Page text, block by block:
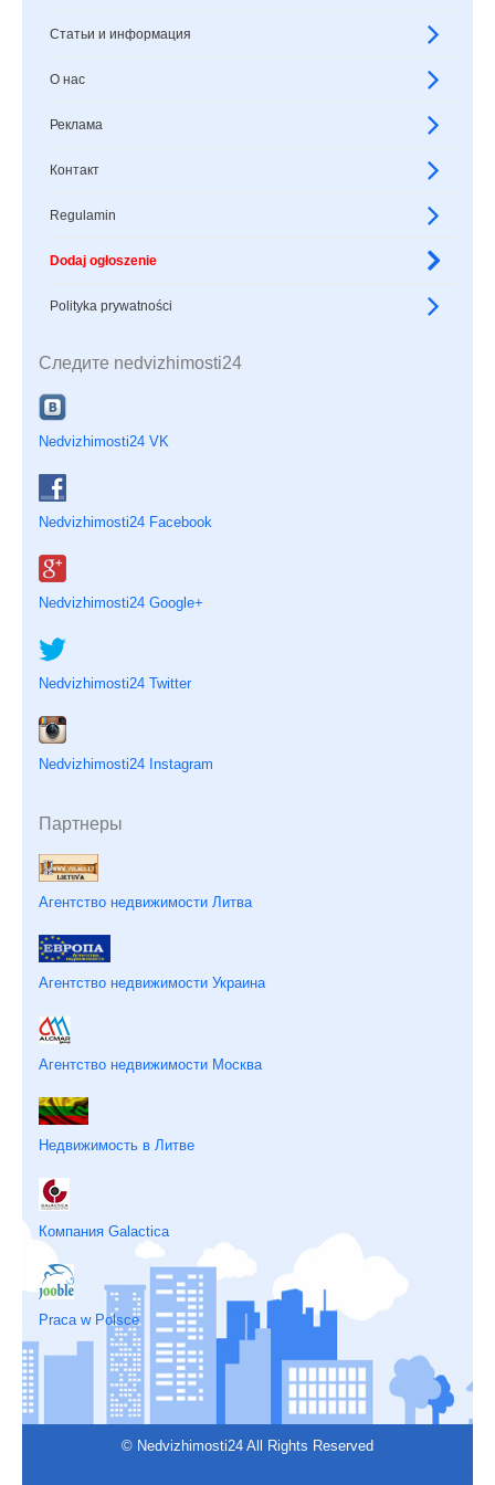
Статьи и информация
О нас
Реклама
Контакт
Regulamin
Dodaj ogłoszenie
Polityka prywatności
Следите nedvizhimosti24
Nedvizhimosti24 VK
Nedvizhimosti24 Facebook
Nedvizhimosti24 Google+
Nedvizhimosti24 Twitter
Nedvizhimosti24 Instagram
Партнеры
Агентство недвижимости Литва
Агентство недвижимости Украина
Агентство недвижимости Москва
Недвижимость в Литве
Компания Galactica
Praca w Polsce
© Nedvizhimosti24 All Rights Reserved